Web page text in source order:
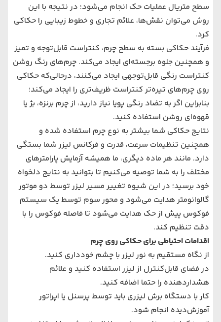
سطح متریال عملیات حک انجام می‌شود؛ در نتیجه با این
روش می‌توان نقش‌ها، علائم تجاری و خطوط زیبایی را حکاکی
کرد.
فرآیند حکاکی بسته به سطح چرم، کنتراست قابل‌توجه و تمیز
و همچنین جلوه برجسته‌ای ایجاد می‌کند. چرم‌های رنگ روشن
کنتراست رنگی قابل‌توجهی ایجاد می‌کنند، درحالی‌که حکاکی
روی چرم‌های تیره‌تر کنتراست ظریف‌تری را ایجاد می‌کند؛
بنابراین اگر به تضاد رنگی پویا نیاز دارید، از چرم برنزه، بژ یا
قهوه‌ای روشن استفاده کنید.
نتایج حکاکی شما بیشتر به نوع چرم استفاده شده و
همچنین تنظیمات سرعت، قدرت و فرکانس لیزر شما بستگی
دارد. مانند هر ماده دیگری، ما همیشه آزمایش پارامترهای
مختلف را به شما توصیه می‌کنیم تا بتوانید به نتایج دلخواه
خود برسید؛ در این شیوه تغییر مسیر لیزر توسط دو موتور
گالوانومتر هدایت می‌شود و محور سوم توسط یک سیستم
فوکوس پیش از حک هدایت می‌شود تا فاصله فوکوس را با
دقت تنظیم کند.
اقدامات احتیاطی برای حکاکی روی چرم
از نگاه مستقیم به نور لیزر با چشم خودداری کنید.
در فضای قابل‌کنترل از لیزر استفاده کنید و علائم
هشداردهنده را حتما اضافه کنید.
کار با دستگاه برش لیزری باید توسط پرسنل یا اپراتور
آموزش‌دیده انجام شود.